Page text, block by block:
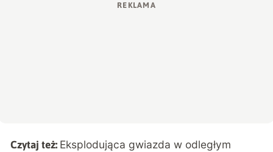
Czytaj też: Eksplodująca gwiazda w odległym